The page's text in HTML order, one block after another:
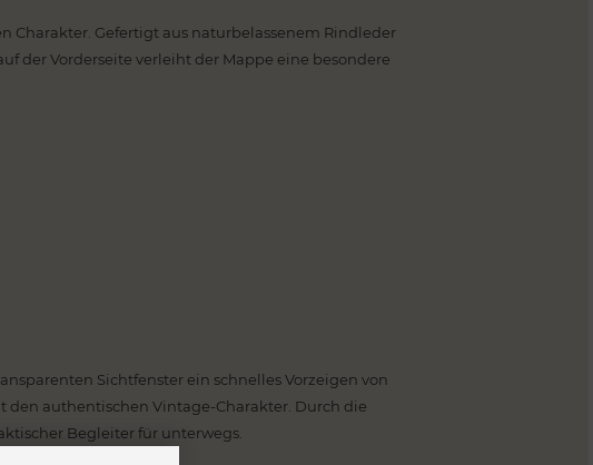
Gefertigt aus naturbelassenem Rindleder
der Vorderseite verleiht der Mappe eine besondere
Sichtfenster ein schnelles Vorzeigen von
authentischen Vintage-Charakter. Durch die
Begleiter für unterwegs.